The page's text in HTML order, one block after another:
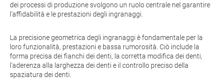
dei processi di produzione svolgono un ruolo centrale nel garantire
l'affidabilità e le prestazioni degli ingranaggi.
La precisione geometrica degli ingranaggi è fondamentale per la
loro funzionalità, prestazioni e bassa rumorosità. Ciò include la
forma precisa dei fianchi dei denti, la corretta modifica dei denti,
l'aderenza alla larghezza dei denti e il controllo preciso della
spaziatura dei denti.